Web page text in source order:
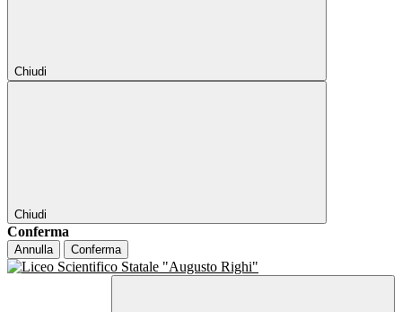
Chiudi
Chiudi
Conferma
Annulla Conferma